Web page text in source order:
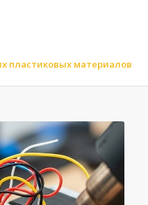
пластиковых материалов